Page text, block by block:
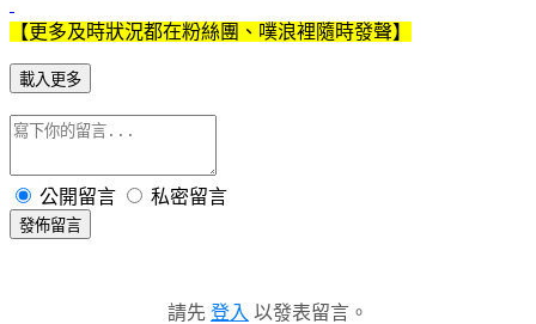
【更多及時狀況都在粉絲團、噗浪裡隨時發聲】
載入更多
公開留言 私密留言
發佈留言
請先 登入 以發表留言。